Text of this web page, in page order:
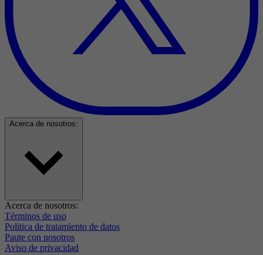
Acerca de nosotros:
Acerca de nosotros:
Términos de uso
Politica de tratamiento de datos
Paute con nosotros
Aviso de privacidad